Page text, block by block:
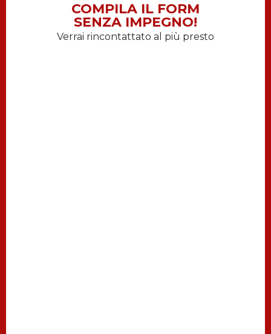
COMPILA IL FORM
SENZA IMPEGNO!
Verrai rincontattato al più presto